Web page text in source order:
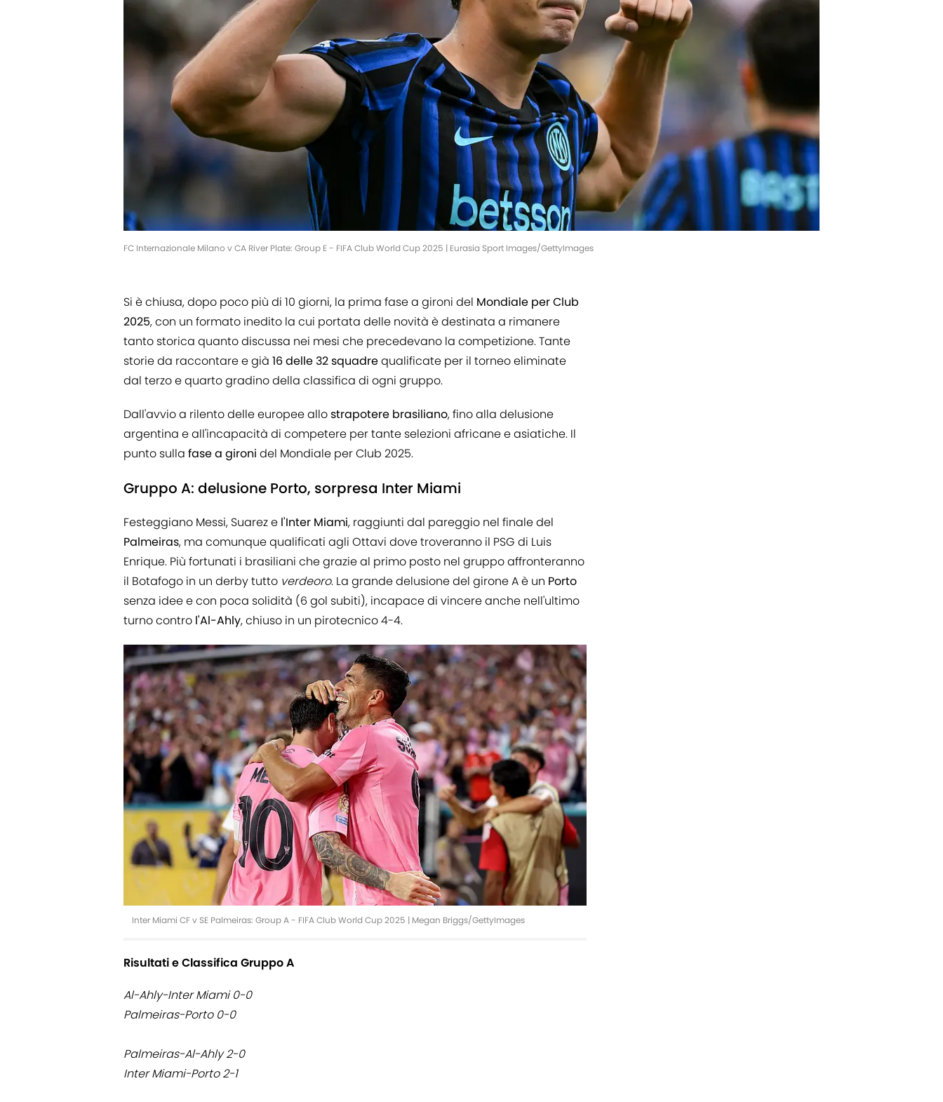
FC Internazionale Milano v CA River Plate: Group E - FIFA Club World Cup 2025 | Eurasia Sport Images/GettyImages
Si è chiusa, dopo poco più di 10 giorni, la prima fase a gironi del Mondiale per Club
2025, con un formato inedito la cui portata delle novità è destinata a rimanere
tanto storica quanto discussa nei mesi che precedevano la competizione. Tante
storie da raccontare e già 16 delle 32 squadrequalificate per il torneo eliminate
dal terzo e quarto gradino della classifica di ogni gruppo.
Dall'avvio a rilento delle europee allostrapotere brasiliano, fino alla delusione
argentina e all'incapacità di competere per tante selezioni africane e asiatiche. Il
punto sulla fase a gironi del Mondiale per Club 2025.
Gruppo A: delusione Porto, sorpresa Inter Miami
Festeggiano Messi, Suarez e l'Inter Miami, raggiunti dal pareggio nel finale del
Palmeiras, ma comunque qualificati agli Ottavi dove troveranno il PSG di Luis
Enrique. Più fortunati i brasiliani che grazie al primo posto nel gruppo affronteranno
il Botafogo in un derby tutto verdeoro. La grande delusione del girone A è un Porto
senza idee e con poca solidità (6 gol subiti), incapace di vincere anche nell'ultimo
turno contro l'Al-Ahly, chiuso in un pirotecnico 4-4.
Inter Miami CF v SE Palmeiras: Group A - FIFA Club World Cup 2025 | Megan Briggs/GettyImages
Risultati e Classifica Gruppo A
Al-Ahly-Inter Miami 0-0
Palmeiras-Porto 0-0
Palmeiras-Al-Ahly 2-0
Inter Miami-Porto 2-1